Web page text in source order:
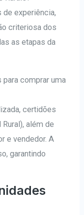
de experiência,
criteriosa dos
as etapas da
comprar uma
certidões
além de
e vendedor. A
garantindo